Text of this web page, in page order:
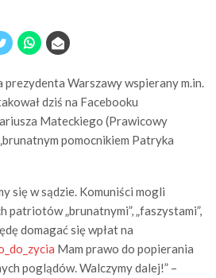
prezydenta Warszawy wspierany m.in.
dziś na Facebooku
Mateckiego (Prawicowy
pomocnikiem Patryka
się w sądzie. Komuniści mogli
patriotów „brunatnymi”, „faszystami”,
domagać się wpłat na
Mam prawo do popierania
poglądów. Walczymy dalej!” –